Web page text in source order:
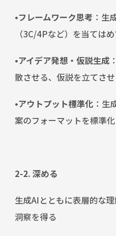
•フレームワーク思考 ：生
（3C/4Pなど）を当ては
•アイデア発想・仮説生成
散させる、仮説を立てさ
•アウトプット標準化 ：生
案のフォーマットを標準
2-2. 深める
生成AIとともに表層的な
洞察を得る